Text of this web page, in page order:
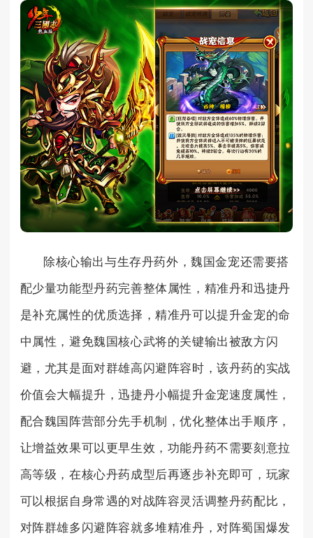
除核心输出与生存丹药外，魏国金宠还需要搭
配少量功能型丹药完善整体属性，精准丹和迅捷丹
是补充属性的优质选择，精准丹可以提升金宠的命
中属性，避免魏国核心武将的关键输出被敌方闪
避，尤其是面对群雄高闪避阵容时，该丹药的实战
价值会大幅提升，迅捷丹小幅提升金宠速度属性，
配合魏国阵营部分先手机制，优化整体出手顺序，
让增益效果可以更早生效，功能丹药不需要刻意拉
高等级，在核心丹药成型后再逐步补充即可，玩家
可以根据自身常遇的对战阵容灵活调整丹药配比，
对阵群雄多闪避阵容就多堆精准丹，对阵蜀国爆发